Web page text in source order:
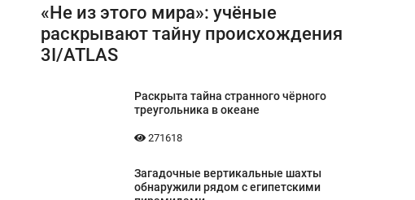
«Не из этого мира»: учёные
раскрывают тайну происхождения
3I/ATLAS
Раскрыта тайна странного чёрного
треугольника в океане
271618
Загадочные вертикальные шахты
обнаружили рядом с египетскими